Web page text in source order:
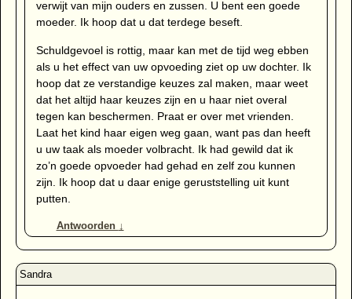
verwijt van mijn ouders en zussen. U bent een goede
moeder. Ik hoop dat u dat terdege beseft.
Schuldgevoel is rottig, maar kan met de tijd weg ebben
als u het effect van uw opvoeding ziet op uw dochter. Ik
hoop dat ze verstandige keuzes zal maken, maar weet
dat het altijd haar keuzes zijn en u haar niet overal
tegen kan beschermen. Praat er over met vrienden.
Laat het kind haar eigen weg gaan, want pas dan heeft
u uw taak als moeder volbracht. Ik had gewild dat ik
zo’n goede opvoeder had gehad en zelf zou kunnen
zijn. Ik hoop dat u daar enige geruststelling uit kunt
putten.
Antwoorden ↓